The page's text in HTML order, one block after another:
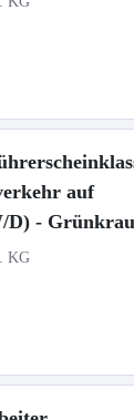
auf
D) -
KG